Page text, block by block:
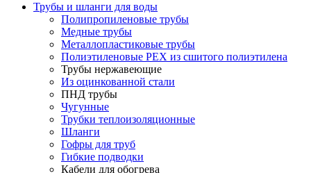
Трубы и шланги для воды
Полипропиленовые трубы
Медные трубы
Металлопластиковые трубы
Полиэтиленовые PEX из сшитого полиэтилена
Трубы нержавеющие
Из оцинкованной стали
ПНД трубы
Чугунные
Трубки теплоизоляционные
Шланги
Гофры для труб
Гибкие подводки
Кабели для обогрева